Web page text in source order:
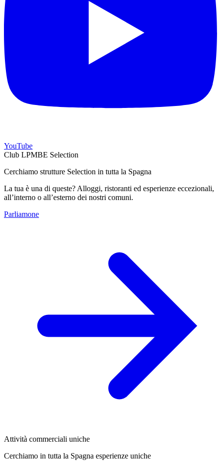
YouTube
Club LPMBE Selection
Cerchiamo strutture Selection in tutta la Spagna
La tua è una di queste? Alloggi, ristoranti ed esperienze eccezionali,
all’interno o all’esterno dei nostri comuni.
Parliamone
Attività commerciali uniche
Cerchiamo in tutta la Spagna esperienze uniche